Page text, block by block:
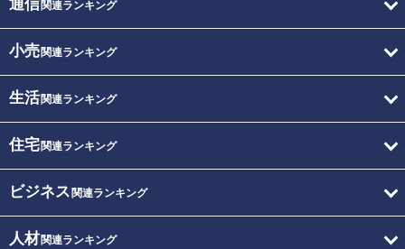
通信関連ランキング
小売関連ランキング
生活関連ランキング
住宅関連ランキング
ビジネス 関連ランキング
人材関連ランキング